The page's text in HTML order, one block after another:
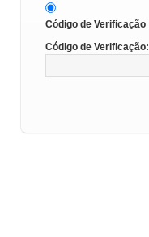
Código de Verificação
Código de Verificação: